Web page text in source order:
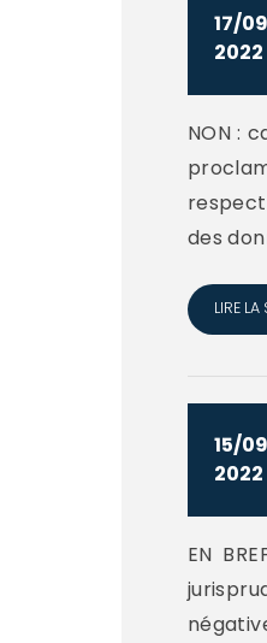
17/09
2022
NON :
des
LIRE LA
15/09
2022
EN